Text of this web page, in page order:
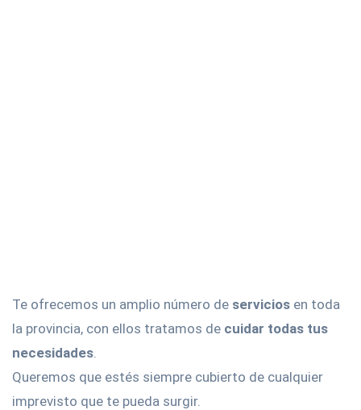
Te ofrecemos un amplio número de servicios en toda
la provincia, con ellos tratamos de cuidar todas tus
necesidades
Queremos que estés siempre cubierto de cualquier
imprevisto que te pueda surgir.